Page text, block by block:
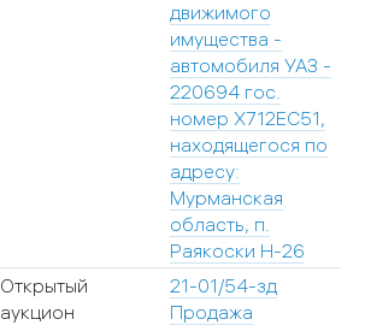
движимого
имущества -
автомобиля УАЗ -
220694 гос.
номер Х712ЕС51,
находящегося по
адресу:
Мурманская
область, п.
Раякоски Н-26
Открытый
аукцион
21-01/54-зд
Продажа